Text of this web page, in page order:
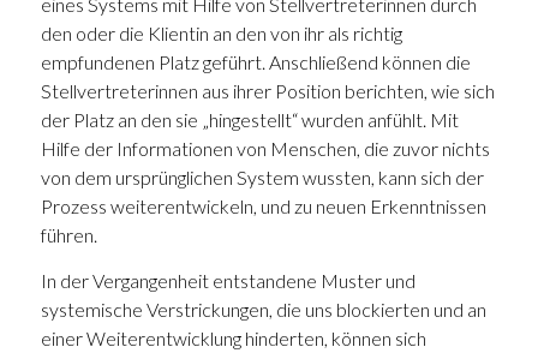
eines Systems mit Hilfe von Stellvertreterinnen durch
den oder die Klientin an den von ihr als richtig
empfundenen Platz geführt. Anschließend können die
Stellvertreterinnen aus ihrer Position berichten, wie sich
der Platz an den sie „hingestellt“ wurden anfühlt. Mit
Hilfe der Informationen von Menschen, die zuvor nichts
von dem ursprünglichen System wussten, kann sich der
Prozess weiterentwickeln, und zu neuen Erkenntnissen
führen.
In der Vergangenheit entstandene Muster und
systemische Verstrickungen, die uns blockierten und an
einer Weiterentwicklung hinderten, können sich